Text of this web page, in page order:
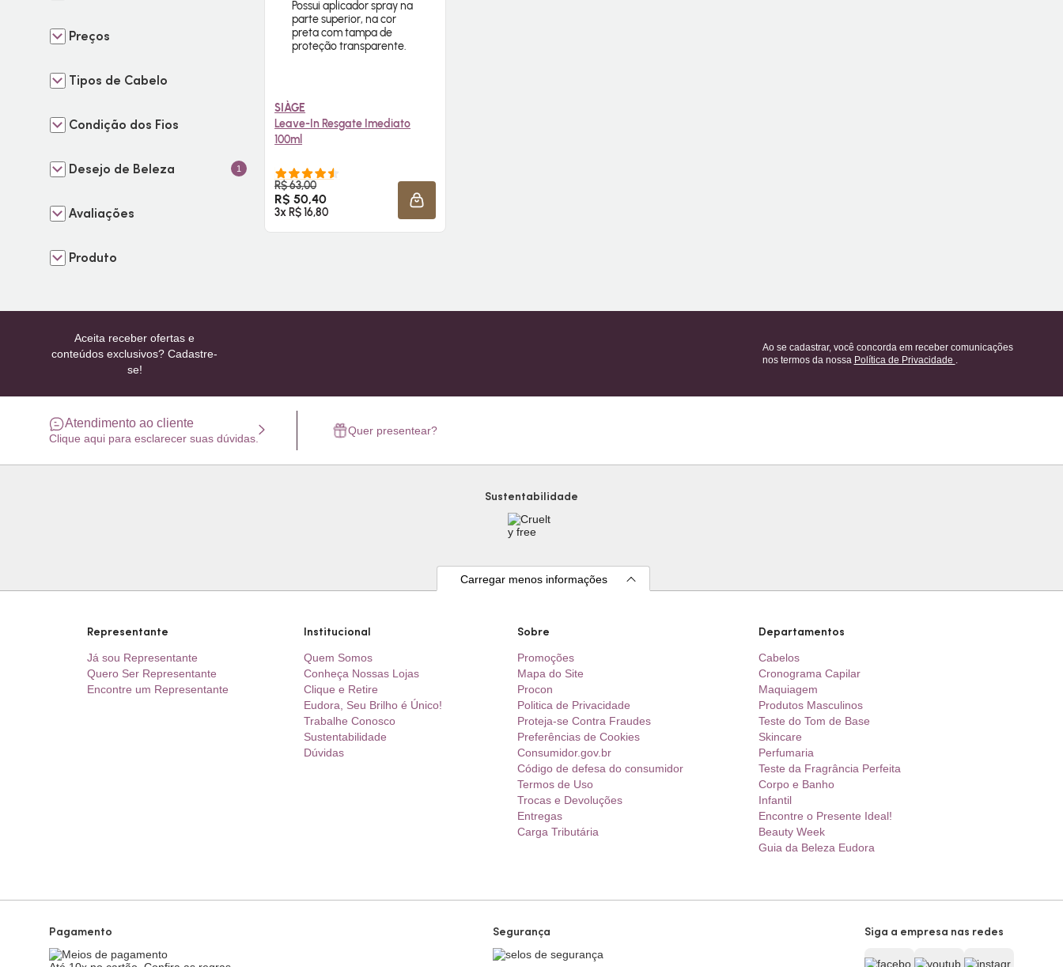
SIÀGE
Leave-In Resgate Imediato
100ml
R$ 63,00
R$ 50,40
3x R$ 16,80
COMPRE AGORA ❯
ADICIONAR À SACOLA
Preços
Tipos de Cabelo
Condição dos Fios
Desejo de Beleza 1
Avaliações
Produto
Aceita receber ofertas e
conteúdos exclusivos? Cadastre-
se!
Ao se cadastrar, você concorda em receber comunicações
nos termos da nossa Política de Privacidade .
Atendimento ao cliente
Clique aqui para esclarecer suas dúvidas.
Quer presentear?
Sustentabilidade
Carregar menos informações
Representante
Já sou Representante
Quero Ser Representante
Encontre um Representante
Institucional
Quem Somos
Conheça Nossas Lojas
Clique e Retire
Eudora, Seu Brilho é Único!
Trabalhe Conosco
Sustentabilidade
Dúvidas
Sobre
Promoções
Mapa do Site
Procon
Politica de Privacidade
Proteja-se Contra Fraudes
Preferências de Cookies
Consumidor.gov.br
Código de defesa do consumidor
Termos de Uso
Trocas e Devoluções
Entregas
Carga Tributária
Departamentos
Cabelos
Cronograma Capilar
Maquiagem
Produtos Masculinos
Teste do Tom de Base
Skincare
Perfumaria
Teste da Fragrância Perfeita
Corpo e Banho
Infantil
Encontre o Presente Ideal!
Beauty Week
Guia da Beleza Eudora
Pagamento Segurança Siga a empresa nas redes